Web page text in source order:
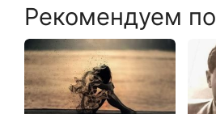
Рекомендуем